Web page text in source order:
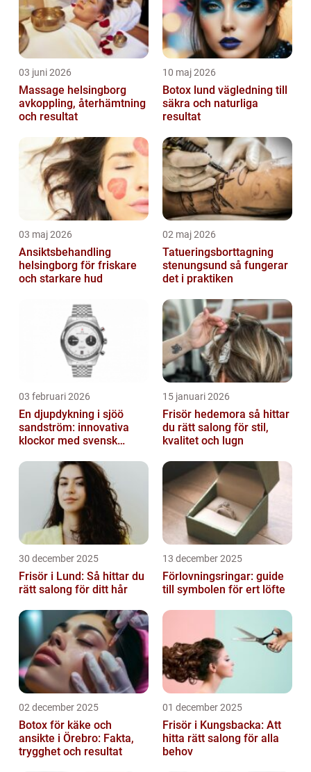
03 juni 2026
Massage helsingborg
avkoppling, återhämtning
och resultat
10 maj 2026
Botox lund vägledning till
säkra och naturliga
resultat
03 maj 2026
Ansiktsbehandling
helsingborg för friskare
och starkare hud
02 maj 2026
Tatueringsborttagning
stenungsund så fungerar
det i praktiken
03 februari 2026
En djupdykning i sjöö
sandström: innovativa
klockor med svensk
15 januari 2026
Frisör hedemora så hittar
du rätt salong för stil,
kvalitet och lugn
30 december 2025
Frisör i Lund: Så hittar du
rätt salong för ditt hår
13 december 2025
Förlovningsringar: guide
till symbolen för ert löfte
02 december 2025
Botox för käke och
ansikte i Örebro: Fakta,
trygghet och resultat
01 december 2025
Frisör i Kungsbacka: Att
hitta rätt salong för alla
behov